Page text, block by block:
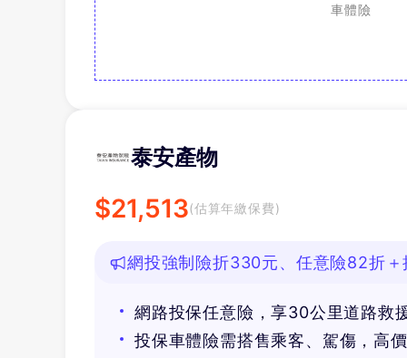
車體險
泰安產物
$21,513(估算年繳保費)
網投強制險折330元、任意險82折
網路投保任意險，享30公里道路救
投保車體險需搭售乘客、駕傷，高